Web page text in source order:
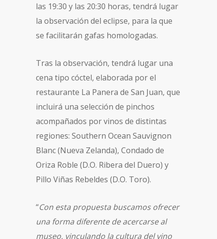
las 19:30 y las 20:30 horas, tendrá lugar
la observación del eclipse, para la que
se facilitarán gafas homologadas.
Tras la observación, tendrá lugar una
cena tipo cóctel, elaborada por el
restaurante La Panera de San Juan, que
incluirá una selección de pinchos
acompañados por vinos de distintas
regiones: Southern Ocean Sauvignon
Blanc (Nueva Zelanda), Condado de
Oriza Roble (D.O. Ribera del Duero) y
Pillo Viñas Rebeldes (D.O. Toro).
“Con esta propuesta buscamos ofrecer
una forma diferente de acercarse al
museo, vinculando la cultura del vino